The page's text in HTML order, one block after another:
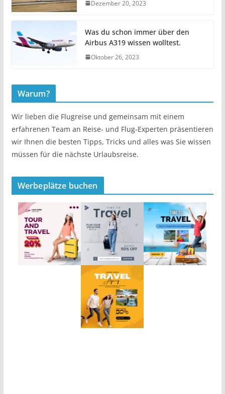
Dezember 20, 2023
Was du schon immer über den
Airbus A319 wissen wolltest.
Oktober 26, 2023
Warum?
Wir lieben die Flugreise und gemeinsam mit einem
erfahrenen Team an Reise- und Flug-Experten präsentieren
wir Ihnen die besten Tipps, Tricks und alles was Sie wissen
müssen für die nächste Urlaubsreise.
Werbeplätze buchen